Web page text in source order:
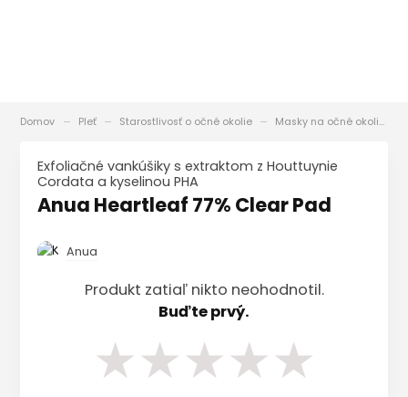
Domov Pleť Starostlivosť o očné okolie Masky na očné okolie
Exfoliačné vankúšiky s extraktom z Houttuynie
Cordata a kyselinou PHA
Anua Heartleaf 77% Clear Pad
Anua
Produkt zatiaľ nikto neohodnotil.
Buďte prvý.
★★★★★